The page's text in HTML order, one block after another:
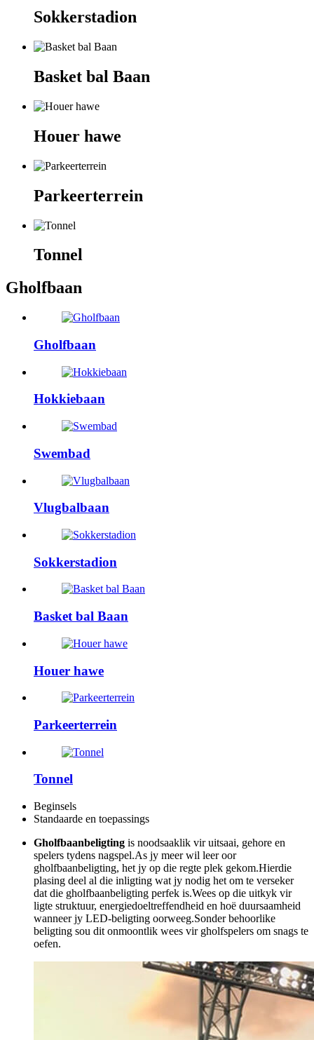
Sokkerstadion
Basket bal Baan
Houer hawe
Parkeerterrein
Tonnel
Gholfbaan
Gholfbaan
Hokkiebaan
Swembad
Vlugbalbaan
Sokkerstadion
Basket bal Baan
Houer hawe
Parkeerterrein
Tonnel
Beginsels
Standaarde en toepassings
Gholfbaanbeligting is noodsaaklik vir uitsaai, gehore en
spelers tydens nagspel.As jy meer wil leer oor
gholfbaanbeligting, het jy op die regte plek gekom.Hierdie
plasing deel al die inligting wat jy nodig het om te verseker
dat die gholfbaanbeligting perfek is.Wees op die uitkyk vir
ligte struktuur, energiedoeltreffendheid en hoë duursaamheid
wanneer jy LED-beligting oorweeg.Sonder behoorlike
beligting sou dit onmoontlik wees vir gholfspelers om snags te
oefen.